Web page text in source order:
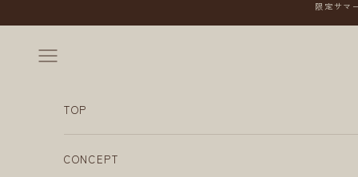
限定サマ
メニューを開く
TOP
CONCEPT